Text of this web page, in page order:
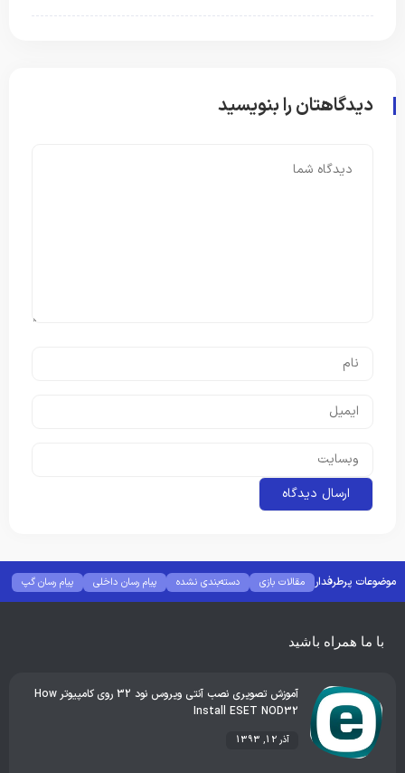
دیدگاهتان را بنویسید
موضوعات پرطرفدار مقالات بازی دسته‌بندی نشده پیام رسان داخلی
پیام رسان گپ
بهترین گجت ها
هوش مصنوعی رفع خطا و ارور
با ما همراه باشید
آموزش تصویری نصب آنتی ویروس نود 32 روی کامپیوتر How
Install ESET NOD32
آذر 12, 1393